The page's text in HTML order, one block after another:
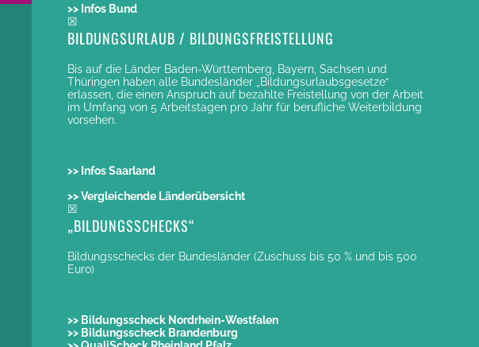
>> Infos Bund
☒
BILDUNGSURLAUB / BILDUNGSFREISTELLUNG
Bis auf die Länder Baden-Württemberg, Bayern, Sachsen und
Thüringen haben alle Bundesländer „Bildungsurlaubsgesetze“
erlassen, die einen Anspruch auf bezahlte Freistellung von der Arbeit
im Umfang von 5 Arbeitstagen pro Jahr für berufliche Weiterbildung
vorsehen.
>> Infos Saarland
>> Vergleichende Länderübersicht
☒
„BILDUNGSSCHECKS“
Bildungsschecks der Bundesländer (Zuschuss bis 50 % und bis 500
Euro)
>> Bildungsscheck Nordrhein-Westfalen
>> Bildungsscheck Brandenburg